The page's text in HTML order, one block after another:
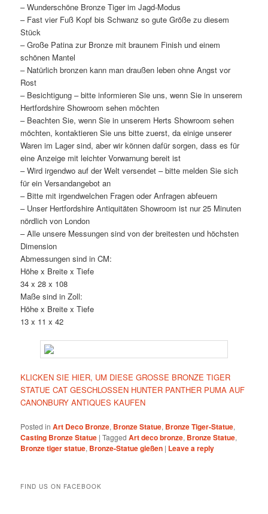
– Wunderschöne Bronze Tiger im Jagd-Modus
– Fast vier Fuß Kopf bis Schwanz so gute Größe zu diesem
Stück
– Große Patina zur Bronze mit braunem Finish und einem
schönen Mantel
– Natürlich bronzen kann man draußen leben ohne Angst vor
Rost
– Besichtigung – bitte informieren Sie uns, wenn Sie in unserem
Hertfordshire Showroom sehen möchten
– Beachten Sie, wenn Sie in unserem Herts Showroom sehen
möchten, kontaktieren Sie uns bitte zuerst, da einige unserer
Waren im Lager sind, aber wir können dafür sorgen, dass es für
eine Anzeige mit leichter Vorwarnung bereit ist
– Wird irgendwo auf der Welt versendet – bitte melden Sie sich
für ein Versandangebot an
– Bitte mit irgendwelchen Fragen oder Anfragen abfeuern
– Unser Hertfordshire Antiquitäten Showroom ist nur 25 Minuten
nördlich von London
– Alle unsere Messungen sind von der breitesten und höchsten
Dimension
Abmessungen sind in CM:
Höhe x Breite x Tiefe
34 x 28 x 108
Maße sind in Zoll:
Höhe x Breite x Tiefe
13 x 11 x 42
KLICKEN SIE HIER, UM DIESE GROSSE BRONZE TIGER
STATUE CAT GESCHLOSSEN HUNTER PANTHER PUMA AUF
CANONBURY ANTIQUES KAUFEN
Posted in Art Deco Bronze, Bronze Statue, Bronze Tiger-Statue,
Casting Bronze Statue |Tagged Art deco bronze, Bronze Statue,
Bronze tiger statue, Bronze-Statue gießen | Leave a reply
FIND US ON FACEBOOK